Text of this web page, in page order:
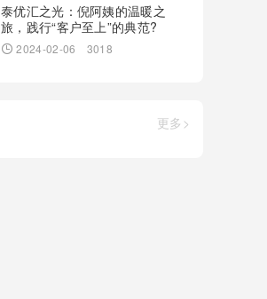
泰优汇之光：倪阿姨的温暖之
旅，践行“客户至上”的典范?
2024-02-06 3018
更多>